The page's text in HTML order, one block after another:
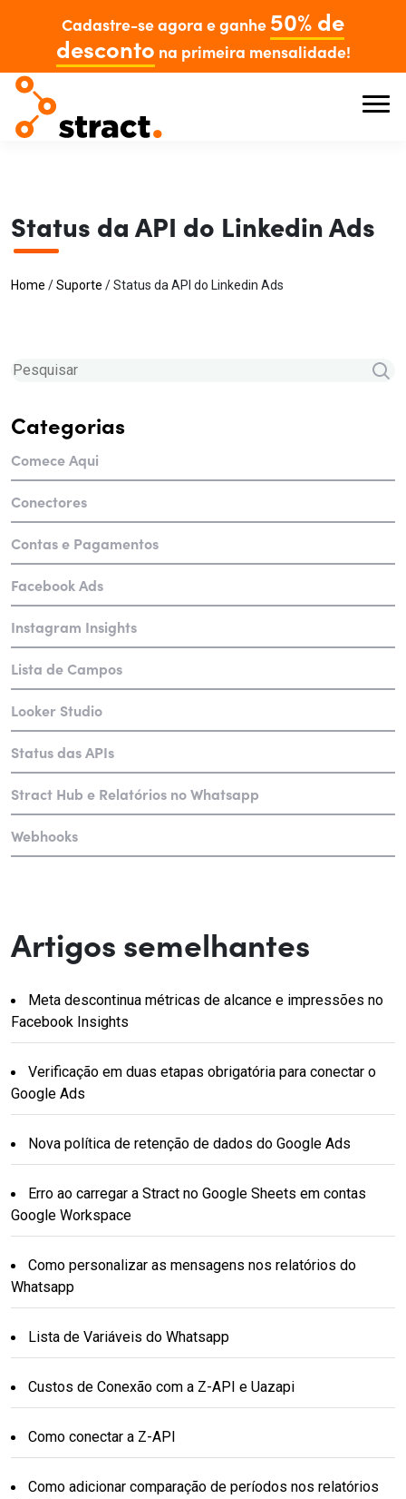
Cadastre-se agora e ganhe 50% de
desconto na primeira mensalidade!
Status da API do Linkedin Ads
Home /Suporte /Status da API do Linkedin Ads
Categorias
Comece Aqui
Conectores
Contas e Pagamentos
Facebook Ads
Instagram Insights
Lista de Campos
Looker Studio
Status das APIs
Stract Hub e Relatórios no Whatsapp
Webhooks
Artigos semelhantes
Meta descontinua métricas de alcance e impressões no
Facebook Insights
Verificação em duas etapas obrigatória para conectar o
Google Ads
Nova política de retenção de dados do Google Ads
Erro ao carregar a Stract no Google Sheets em contas
Google Workspace
Como personalizar as mensagens nos relatórios do
Whatsapp
Lista de Variáveis do Whatsapp
Custos de Conexão com a Z-API e Uazapi
Como conectar a Z-API
Como adicionar comparação de períodos nos relatórios